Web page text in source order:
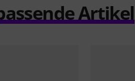
Artikel